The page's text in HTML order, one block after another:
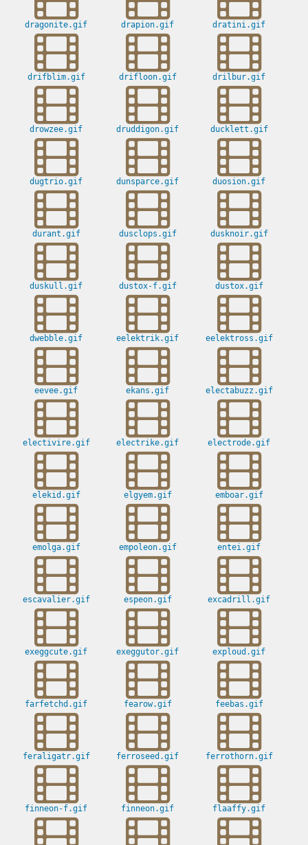
dragonite.gif drapion.gif dratini.gif
drifblim.gif drifloon.gif drilbur.gif
drowzee.gif druddigon.gif ducklett.gif
dugtrio.gif dunsparce.gif duosion.gif
durant.gif dusclops.gif dusknoir.gif
duskull.gif dustox-f.gif dustox.gif
dwebble.gif eelektrik.gif eelektross.gif
eevee.gif ekans.gif electabuzz.gif
electivire.gif electrike.gif electrode.gif
elekid.gif elgyem.gif emboar.gif
emolga.gif empoleon.gif entei.gif
escavalier.gif espeon.gif excadrill.gif
exeggcute.gif exeggutor.gif exploud.gif
farfetchd.gif fearow.gif feebas.gif
feraligatr.gif ferroseed.gif ferrothorn.gif
finneon-f.gif finneon.gif flaaffy.gif